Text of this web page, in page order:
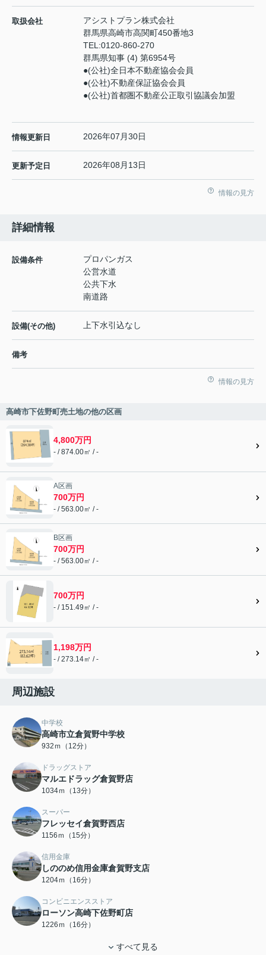
取扱会社
アシストプラン株式会社
群馬県高崎市高関町450番地3
TEL:0120-860-270
群馬県知事 (4) 第6954号
●(公社)全日本不動産協会会員
●(公社)不動産保証協会会員
●(公社)首都圏不動産公正取引協議会加盟
情報更新日 2026年07月30日
更新予定日 2026年08月13日
情報の見方
詳細情報
設備条件
プロパンガス
公営水道
公共下水
南道路
設備(その他) 上下水引込なし
備考
情報の見方
高崎市下佐野町売土地の他の区画
4,800万円
- / 874.00㎡ / -
A区画
700万円
- / 563.00㎡ / -
B区画
700万円
- / 563.00㎡ / -
700万円
- / 151.49㎡ / -
1,198万円
- / 273.14㎡ / -
周辺施設
中学校
高崎市立倉賀野中学校
932ｍ（12分）
ドラッグストア
マルエドラッグ倉賀野店
1034ｍ（13分）
スーパー
フレッセイ倉賀野西店
1156ｍ（15分）
信用金庫
しののめ信用金庫倉賀野支店
1204ｍ（16分）
コンビニエンスストア
ローソン高崎下佐野町店
1226ｍ（16分）
すべて見る